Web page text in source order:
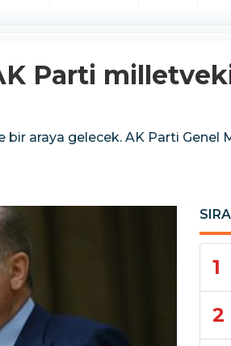
Parti
bir araya gelecek. AK Parti
1
2